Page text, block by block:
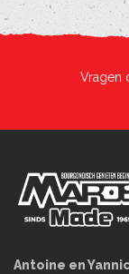
Vragen
Antoine en